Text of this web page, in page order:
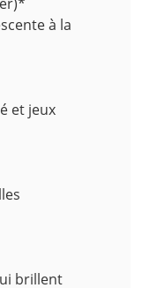
à la
et jeux
brillent